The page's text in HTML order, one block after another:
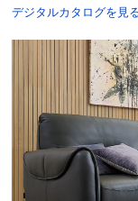
デジタルカタログを見